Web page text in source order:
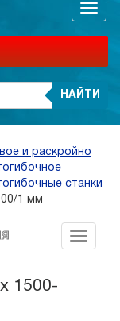
НАЙТИ
и раскройно
станки
1 мм
1500-